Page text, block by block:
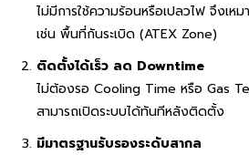
ไม่มีการใช้ความร้อนหรือเปลวไฟ จึงเห
เช่น พื้นที่กันระเบิด (ATEX Zone)
ติดตั้งได้เร็ว ลด Downtime
ไม่ต้องรอ Cooling Time หรือ Gas
สามารถเปิดระบบได้ทันทีหลังติดตั้ง
มีมาตรฐานรับรองระดับสากล